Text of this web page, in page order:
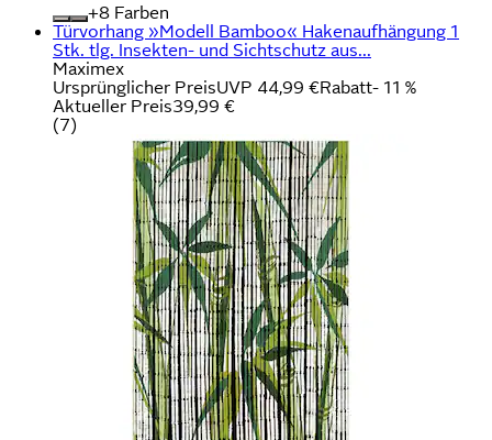
+
Farben
Türvorhang »Modell Bamboo« Hakenaufhängung 1
Stk. tlg. Insekten- und Sichtschutz aus...
Maximex
Ursprünglicher PreisUVP 44,99 €Rabatt- 11 %
Aktueller Preis39,99 €
(7)